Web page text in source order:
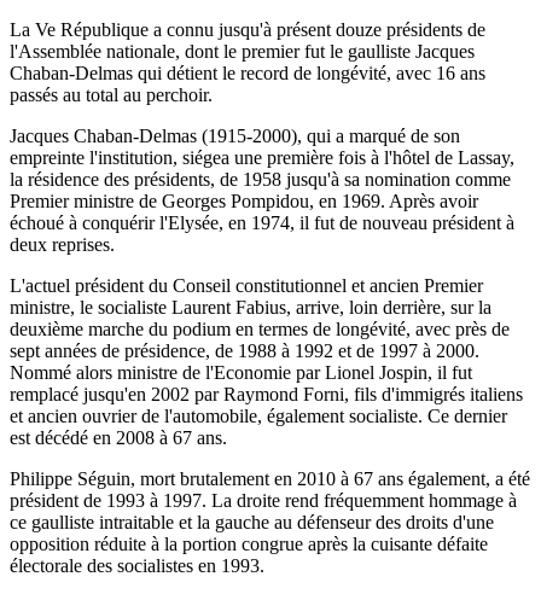
La Ve République a connu jusqu'à présent douze présidents de
l'Assemblée nationale, dont le premier fut le gaulliste Jacques
Chaban-Delmas qui détient le record de longévité, avec 16 ans
passés au total au perchoir.
Jacques Chaban-Delmas (1915-2000), qui a marqué de son
empreinte l'institution, siégea une première fois à l'hôtel de Lassay,
la résidence des présidents, de 1958 jusqu'à sa nomination comme
Premier ministre de Georges Pompidou, en 1969. Après avoir
échoué à conquérir l'Elysée, en 1974, il fut de nouveau président à
deux reprises.
L'actuel président du Conseil constitutionnel et ancien Premier
ministre, le socialiste Laurent Fabius, arrive, loin derrière, sur la
deuxième marche du podium en termes de longévité, avec près de
sept années de présidence, de 1988 à 1992 et de 1997 à 2000.
Nommé alors ministre de l'Economie par Lionel Jospin, il fut
remplacé jusqu'en 2002 par Raymond Forni, fils d'immigrés italiens
et ancien ouvrier de l'automobile, également socialiste. Ce dernier
est décédé en 2008 à 67 ans.
Philippe Séguin, mort brutalement en 2010 à 67 ans également, a été
président de 1993 à 1997. La droite rend fréquemment hommage à
ce gaulliste intraitable et la gauche au défenseur des droits d'une
opposition réduite à la portion congrue après la cuisante défaite
électorale des socialistes en 1993.